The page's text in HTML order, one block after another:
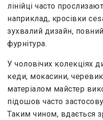
лінійці часто
наприклад, кросівки
зухвалий дизайн,
фурнітура.
У чоловічих колекціях
кеди, мокасини,
матеріалом майстер
підошов часто
Таким чином, вдається